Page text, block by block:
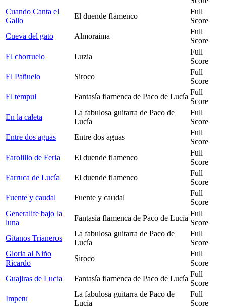
Cuando Canta el
Gallo
El duende flamenco
Full
Score
Cueva del gato
Almoraima
Full
Score
El chorruelo
Luzia
Full
Score
El Pañuelo
Siroco
Full
Score
El tempul
Fantasía flamenca de Paco de Lucía
Full
Score
En la caleta
La fabulosa guitarra de Paco de
Lucía
Full
Score
Entre dos aguas
Entre dos aguas
Full
Score
Farolillo de Feria
El duende flamenco
Full
Score
Farruca de Lucía
El duende flamenco
Full
Score
Fuente y caudal
Fuente y caudal
Full
Score
Generalife bajo la
luna
Fantasía flamenca de Paco de Lucía
Full
Score
Gitanos Trianeros
La fabulosa guitarra de Paco de
Lucía
Full
Score
Gloria al Niño
Ricardo
Siroco
Full
Score
Guajiras de Lucia
Fantasía flamenca de Paco de Lucía
Full
Score
Impetu
La fabulosa guitarra de Paco de
Lucía
Full
Score